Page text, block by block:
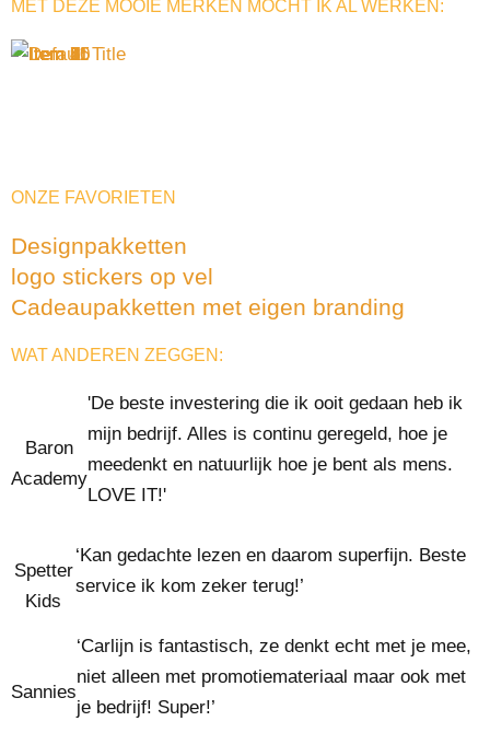
MET DEZE MOOIE MERKEN MOCHT IK AL WERKEN:
ONZE FAVORIETEN
Designpakketten
logo stickers op vel
Cadeaupakketten met eigen branding
WAT ANDEREN ZEGGEN:
Baron
Academy
'De beste investering die ik ooit gedaan heb ik
mijn bedrijf. Alles is continu geregeld, hoe je
meedenkt en natuurlijk hoe je bent als mens.
LOVE IT!'
Spetter
Kids
‘Kan gedachte lezen en daarom superfijn. Beste
service ik kom zeker terug!’
Sannies
‘Carlijn is fantastisch, ze denkt echt met je mee,
niet alleen met promotiemateriaal maar ook met
je bedrijf! Super!’